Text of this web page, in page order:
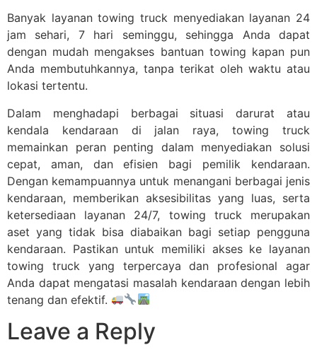
Banyak layanan towing truck menyediakan layanan 24
jam sehari, 7 hari seminggu, sehingga Anda dapat
dengan mudah mengakses bantuan towing kapan pun
Anda membutuhkannya, tanpa terikat oleh waktu atau
lokasi tertentu.
Dalam menghadapi berbagai situasi darurat atau
kendala kendaraan di jalan raya, towing truck
memainkan peran penting dalam menyediakan solusi
cepat, aman, dan efisien bagi pemilik kendaraan.
Dengan kemampuannya untuk menangani berbagai jenis
kendaraan, memberikan aksesibilitas yang luas, serta
ketersediaan layanan 24/7, towing truck merupakan
aset yang tidak bisa diabaikan bagi setiap pengguna
kendaraan. Pastikan untuk memiliki akses ke layanan
towing truck yang terpercaya dan profesional agar
Anda dapat mengatasi masalah kendaraan dengan lebih
tenang dan efektif.
Leave a Reply